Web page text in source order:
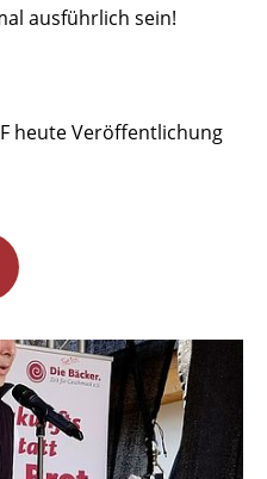
ausführlich sein!
heute Veröffentlichung